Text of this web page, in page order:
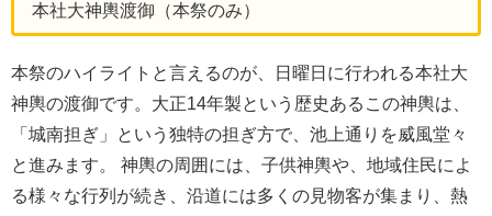
本社大神輿渡御（本祭のみ）
本祭のハイライトと言えるのが、日曜日に行われる本社大
神輿の渡御です。大正14年製という歴史あるこの神輿は、
「城南担ぎ」という独特の担ぎ方で、池上通りを威風堂々
と進みます。 神輿の周囲には、子供神輿や、地域住民によ
る様々な行列が続き、沿道には多くの見物客が集まり、熱